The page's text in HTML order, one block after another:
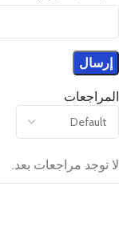
المراجعات
لا توجد مراجعات بعد.